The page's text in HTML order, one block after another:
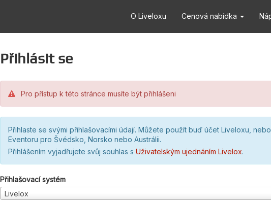
O Liveloxu Cenová nabídka
Přihlásit se
Pro přístup k této stránce musíte být přihlášeni
Přihlaste se svými přihlašovacími údají. Můžete použít buď účet Liveloxu,
Eventoru pro Švédsko, Norsko nebo Austrálii.
Přihlášením vyjadřujete svůj souhlas s Uživatelským ujednáním Livelox.
Přihlašovací systém
Livelox